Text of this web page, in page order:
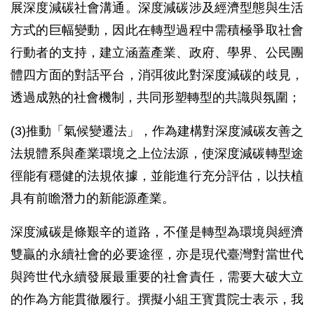
展深度減碳社會溝通。深度減碳涉及經濟型態與生活
方式的巨幅變動，因此在轉型過程中需積極爭取社會
行動者的支持，建立涵蓋產業、政府、學界、公民團
體四方面的對話平台，消弭彼此對深度減碳的歧見，
透過成熟的社會機制，共同形塑轉型的共識與氛圍；
(3)推動「氣候變遷法」，作為建構對深度減碳友善之
法規體系與產業環境之上位法源，使深度減碳轉型途
徑能有穩健的法規依據，並能進行充分評估，以扶植
具有前瞻潛力的新能源產業。
深度減碳是條艱辛的道路，不僅是轉型為環境與經濟
雙贏的永續社會的必要途徑，亦是現代臺灣對當世代
與跨世代永續發展最重要的社會責任，需要大破大立
的作為方能貫徹履行。撰擬小組王寳貫院士表示，我